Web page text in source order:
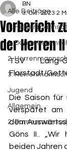
Alle Beiträge
1.
1.
2.
3.
Jugend
Allgemein
2.
Vorbericht
der Herren II
BN
3. Okt. 2023 2
TSV
Florstadt/
Die Saison
verspätet am
dem
Göns II..
beiden Jahren